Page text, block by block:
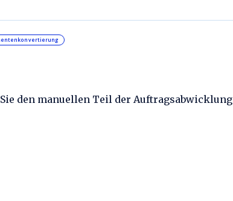
den manuellen Teil der Auftragsabwicklung